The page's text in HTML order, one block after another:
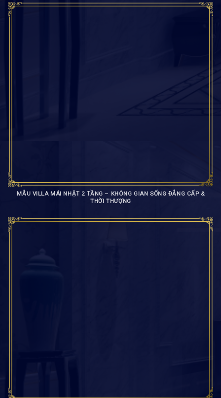
MẪU VILLA MÁI NHẬT 2 TẦNG – KHÔNG GIAN SỐNG ĐẲNG CẤP &
THỜI THƯỢNG